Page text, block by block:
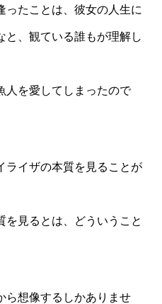
ったことは、彼女の人生に
と、観ている誰もが理解し
人を愛してしまったので
ライザの本質を見ることが
を見るとは、どういうこと
ら想像するしかありませ